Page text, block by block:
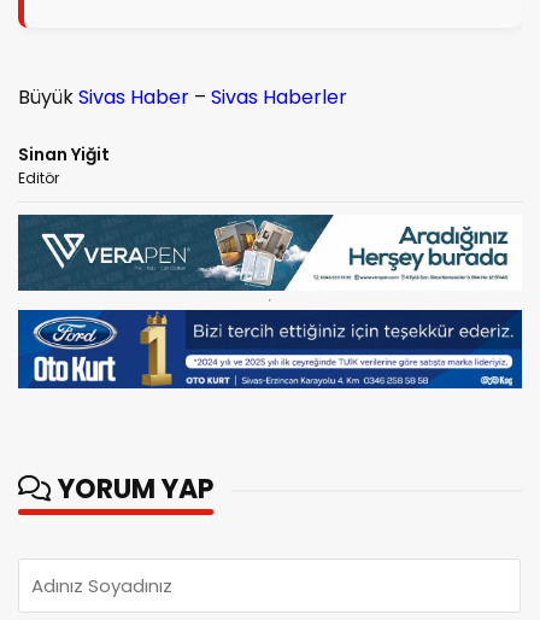
BüyükSivas Haber – Sivas Haberler
Sinan Yiğit
Editör
YORUM YAP